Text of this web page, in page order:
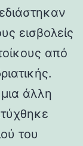
εισβολείς
από
άλλη
του